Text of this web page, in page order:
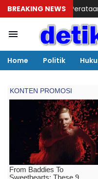
BREAKING NEWS
Perataan Lokasi
Home Politik